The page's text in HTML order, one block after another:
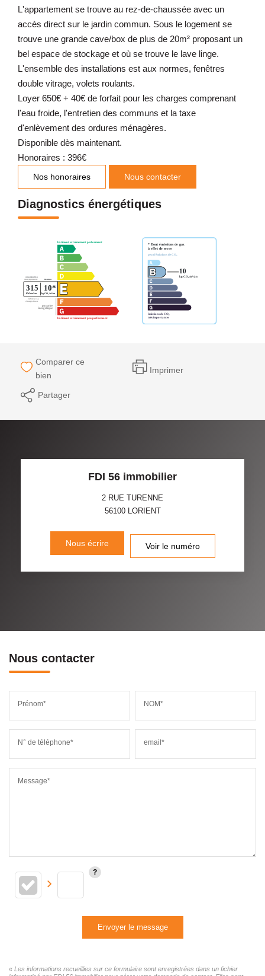
L'appartement se trouve au rez-de-chaussée avec un
accès direct sur le jardin commun. Sous le logement se
trouve une grande cave/box de plus de 20m² proposant un
bel espace de stockage et où se trouve le lave linge.
L'ensemble des installations est aux normes, fenêtres
double vitrage, volets roulants.
Loyer 650€ + 40€ de forfait pour les charges comprenant
l'eau froide, l'entretien des communs et la taxe
d'enlèvement des ordures ménagères.
Disponible dès maintenant.
Honoraires : 396€
Nos honoraires Nous contacter
Diagnostics énergétiques
Comparer ce
bien
Imprimer
Partager
FDI 56 immobilier
2 RUE TURENNE
56100 LORIENT
Nous écrire Voir le numéro
Nous contacter
Prénom* NOM*
N° de téléphone* email*
Message*
Envoyer le message
« Les informations recueillies sur ce formulaire sont enregistrées dans un fichier